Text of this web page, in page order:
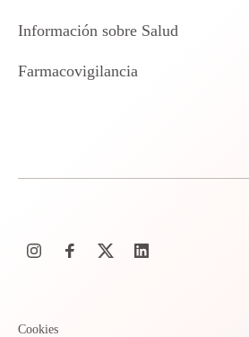
Información sobre Salud
Farmacovigilancia
Cookies